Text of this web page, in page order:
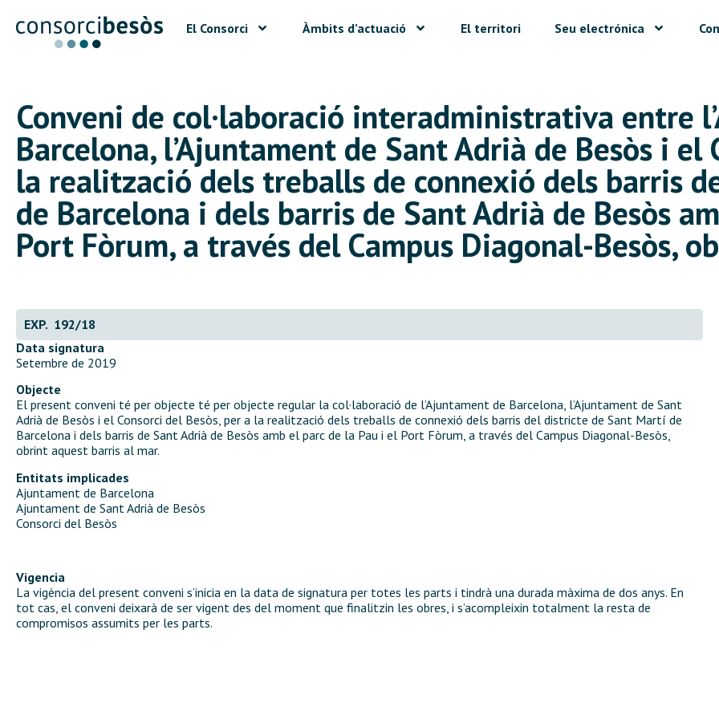
El Consorci Àmbits d’actuació El territori Seu electrónica
Conveni de col·laboració interadministrativa entre
Barcelona, l’Ajuntament de Sant Adrià de Besòs i el
la realització dels treballs de connexió dels barris
de Barcelona i dels barris de Sant Adrià de Besòs
Port Fòrum, a través del Campus Diagonal-Besòs,
EXP. 192/18
Data signatura
Setembre de 2019
Objecte
El present conveni té per objecte té per objecte regular la col·laboració de l’Ajuntament de Barcelona, l’Ajuntament de Sant
Adrià de Besòs i el Consorci del Besòs, per a la realització dels treballs de connexió dels barris del districte de Sant Martí de
Barcelona i dels barris de Sant Adrià de Besòs amb el parc de la Pau i el Port Fòrum, a través del Campus Diagonal-Besòs,
obrint aquest barris al mar.
Entitats implicades
Ajuntament de Barcelona
Ajuntament de Sant Adrià de Besòs
Consorci del Besòs
Vigencia
La vigència del present conveni s’inicia en la data de signatura per totes les parts i tindrà una durada màxima de dos anys. En
tot cas, el conveni deixarà de ser vigent des del moment que finalitzin les obres, i s’acompleixin totalment la resta de
compromisos assumits per les parts.